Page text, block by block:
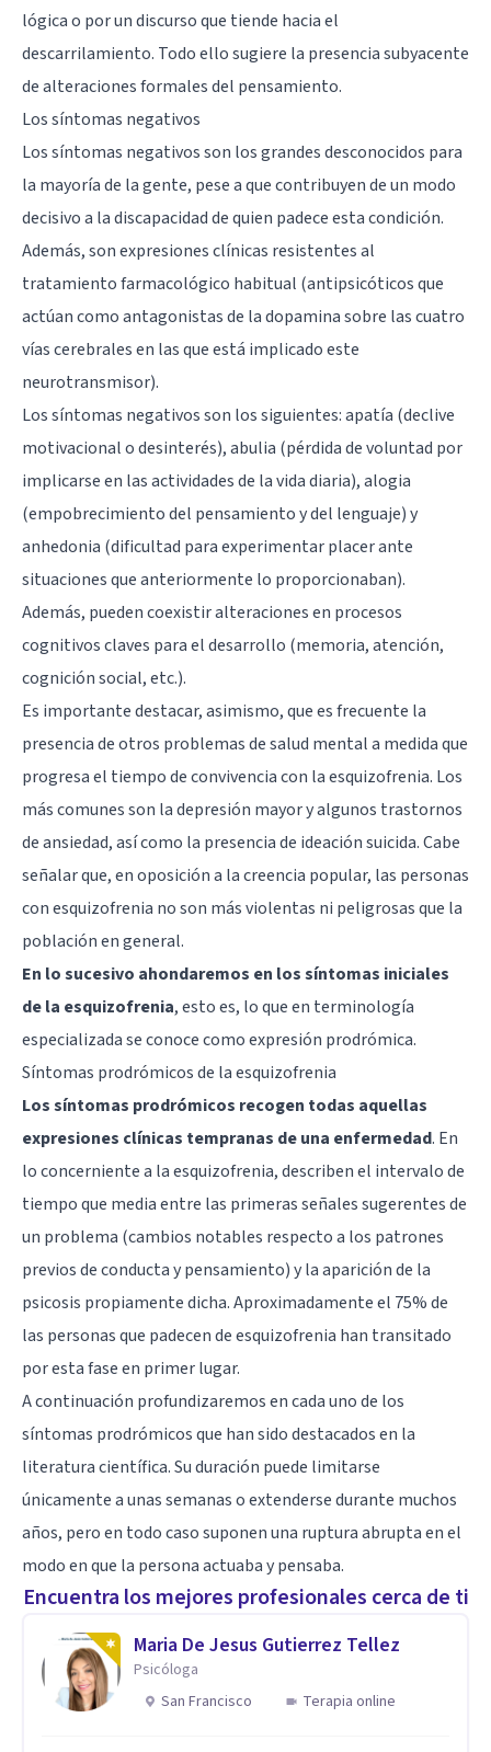
lógica o por un discurso que tiende hacia el
descarrilamiento. Todo ello sugiere la presencia subyacente
de alteraciones formales del pensamiento.
Los síntomas negativos
Los síntomas negativos son los grandes desconocidos para
la mayoría de la gente, pese a que contribuyen de un modo
decisivo a la discapacidad de quien padece esta condición.
Además, son expresiones clínicas resistentes al
tratamiento farmacológico habitual (antipsicóticos que
actúan como antagonistas de la dopamina sobre las cuatro
vías cerebrales en las que está implicado este
neurotransmisor).
Los síntomas negativos son los siguientes:apatía (declive
motivacional o desinterés),abulia (pérdida de voluntad por
implicarse en las actividades de la vida diaria), alogia
(empobrecimiento del pensamiento y del lenguaje) y
anhedonia (dificultad para experimentar placer ante
situaciones que anteriormente lo proporcionaban).
Además, pueden coexistir alteraciones en procesos
cognitivos claves para el desarrollo (memoria, atención,
cognición social, etc.).
Es importante destacar, asimismo, que es frecuente la
presencia de otros problemas de salud mental a medida que
progresa el tiempo de convivencia con la esquizofrenia. Los
más comunes son la depresión mayor y algunos trastornos
de ansiedad, así como la presencia de ideación suicida. Cabe
señalar que, en oposición a la creencia popular, las personas
con esquizofrenia no son más violentas ni peligrosas que la
población en general.
En lo sucesivo ahondaremos en los síntomas iniciales
de la esquizofrenia, esto es, lo que en terminología
especializada se conoce como expresión prodrómica.
Síntomas prodrómicos de la esquizofrenia
Los síntomas prodrómicos recogen todas aquellas
expresiones clínicas tempranas de una enfermedad. En
lo concerniente a la esquizofrenia, describen el intervalo de
tiempo que media entre las primeras señales sugerentes de
un problema (cambios notables respecto a los patrones
previos de conducta y pensamiento) y la aparición de la
psicosis propiamente dicha. Aproximadamente el 75% de
las personas que padecen de esquizofrenia han transitado
por esta fase en primer lugar.
A continuación profundizaremos en cada uno de los
síntomas prodrómicos que han sido destacados en la
literatura científica. Su duración puede limitarse
únicamente a unas semanas o extenderse durante muchos
años, pero en todo caso suponen una ruptura abrupta en el
modo en que la persona actuaba y pensaba.
Encuentra los mejores profesionales cerca de ti
Maria De Jesus Gutierrez Tellez
Psicóloga
San Francisco
Terapia online